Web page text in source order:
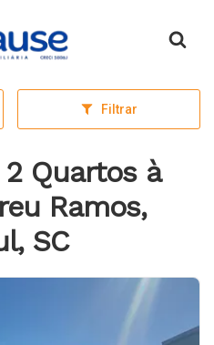
Filtrar
2 Quartos à
Ramos,
SC